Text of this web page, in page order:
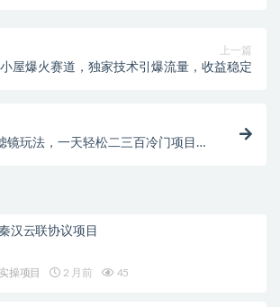
上一篇
屋爆火赛道，独家技术引爆流量，收益稳定
镜玩法，一天轻松二三百冷门项目拆
汉云联协议项目
实操项目 2 月前 45